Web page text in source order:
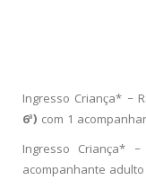
Ingresso Criança* –
6ª) com 1
Ingresso Criança* –
acompanhante adulto